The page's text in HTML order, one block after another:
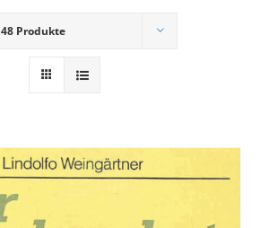
48 Produkte